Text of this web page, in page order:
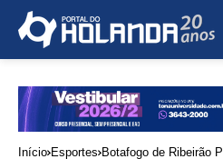
Início Esportes Botafogo de Ribeirão